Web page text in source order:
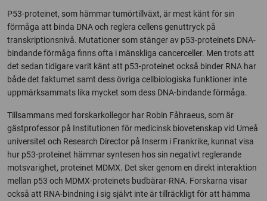
P53-proteinet, som hämmar tumörtillväxt, är mest känt för sin
förmåga att binda DNA och reglera cellens genuttryck på
transkriptionsnivå. Mutationer som stänger av p53-proteinets DNA-
bindande förmåga finns ofta i mänskliga cancerceller. Men trots att
det sedan tidigare varit känt att p53-proteinet också binder RNA har
både det faktumet samt dess övriga cellbiologiska funktioner inte
uppmärksammats lika mycket som dess DNA-bindande förmåga.
Tillsammans med forskarkollegor har Robin Fåhraeus, som är
gästprofessor på Institutionen för medicinsk biovetenskap vid Umeå
universitet och Research Director på Inserm i Frankrike, kunnat visa
hur p53-proteinet hämmar syntesen hos sin negativt reglerande
motsvarighet, proteinet MDMX. Det sker genom en direkt interaktion
mellan p53 och MDMX-proteinets budbärar-RNA. Forskarna visar
också att RNA-bindning i sig självt inte är tillräckligt för att hämma